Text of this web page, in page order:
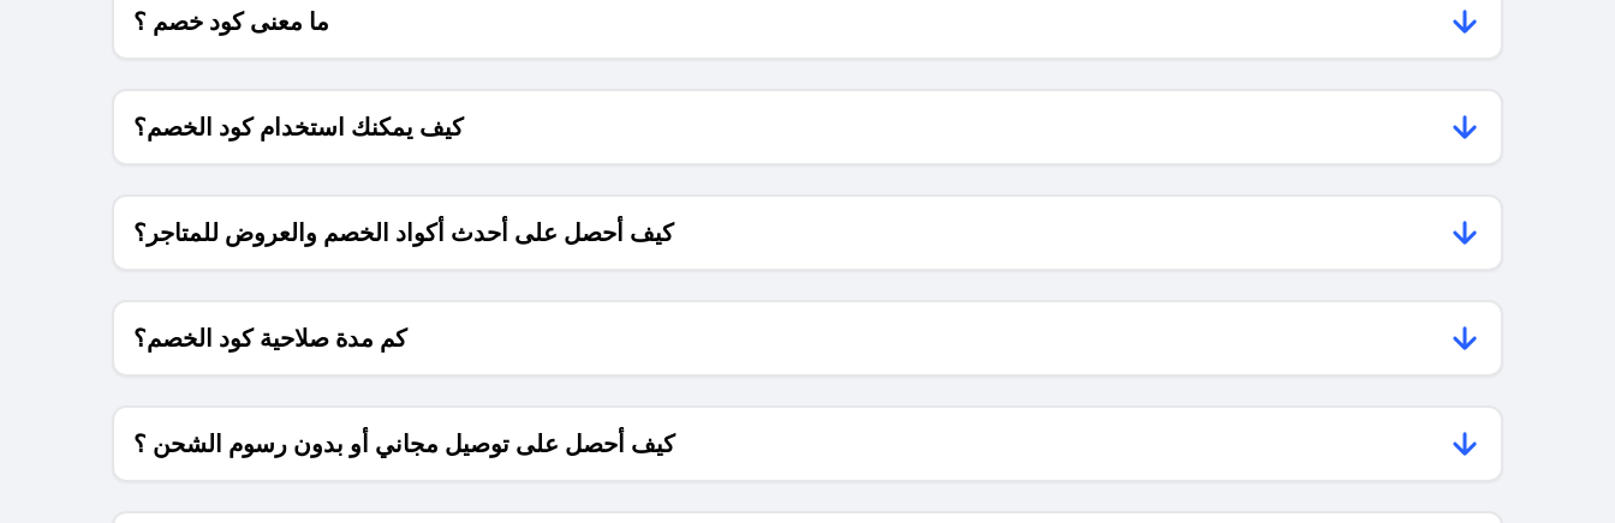
ما معنى كود خصم ؟
كيف يمكنك استخدام كود الخصم؟
كيف أحصل على أحدث أكواد الخصم والعروض للمتاجر؟
كم مدة صلاحية كود الخصم؟
كيف أحصل على توصيل مجاني أو بدون رسوم الشحن ؟